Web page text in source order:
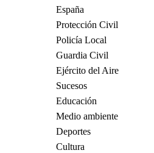
España
Protección Civil
Policía Local
Guardia Civil
Ejército del Aire
Sucesos
Educación
Medio ambiente
Deportes
Cultura